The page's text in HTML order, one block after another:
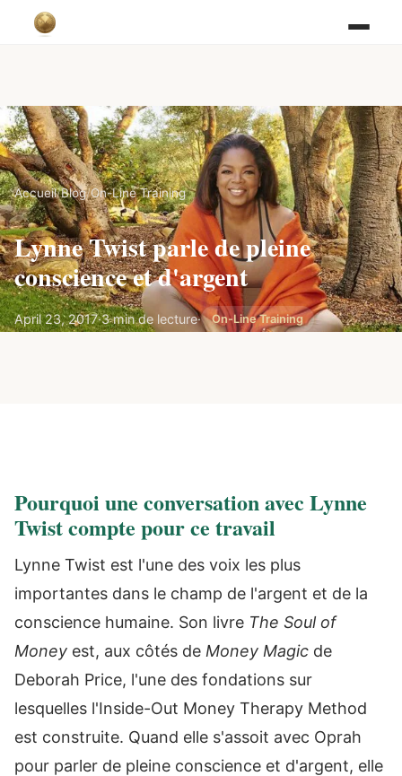
Accueil/Blog/On-Line Training
Lynne Twist parle de pleine
conscience et d'argent
April 23, 2017·3 min de lecture· On-Line Training
Pourquoi une conversation avec Lynne
Twist compte pour ce travail
Lynne Twist est l'une des voix les plus
importantes dans le champ de l'argent et de la
conscience humaine. Son livre The Soul of
Money est, aux côtés de Money Magic de
Deborah Price, l'une des fondations sur
lesquelles l'Inside-Out Money Therapy Method
est construite. Quand elle s'assoit avec Oprah
pour parler de pleine conscience et d'argent, elle